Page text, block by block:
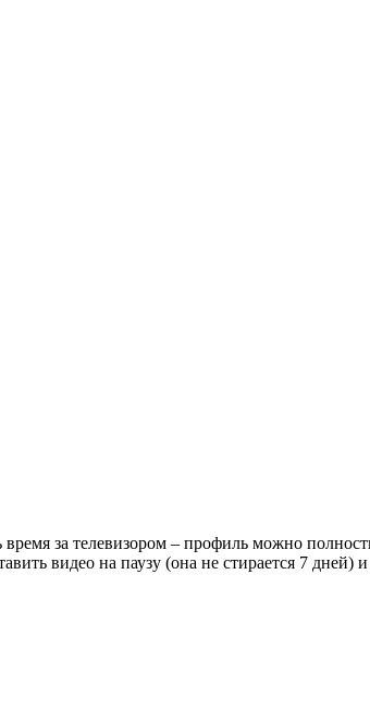
за телевизором – профиль можно
видео на паузу (она не стирается 7